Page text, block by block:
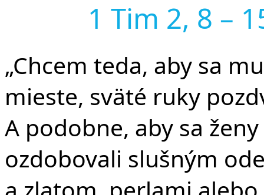
1 Tim 2, 8 –
„Chcem teda, aby sa
mieste, sväté ruky
A podobne, aby sa
ozdobovali slušným